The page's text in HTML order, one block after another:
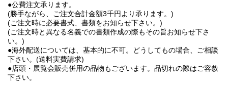
●公費注文承ります。
(勝手ながら、ご注文合計金額3千円より承ります。)
(ご注文時に必要書式、書類をお知らせ下さい。)
(ご注文時と異なる名義での書類作成の際もその旨お知らせ下さ
い。)
●海外配送については、基本的に不可。どうしてもの場合、ご相談
下さい。(送料実費請求)
●店頭・展覧会販売併用の品物もございます。品切れの際はご容赦
下さい。